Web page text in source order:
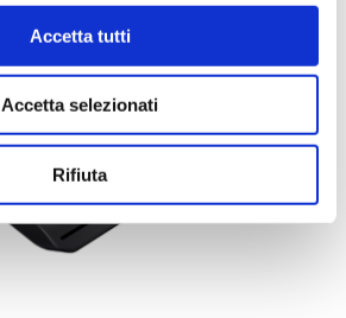
Accetta tutti
Accetta selezionati
Rifiuta